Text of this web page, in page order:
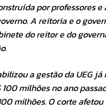
por professores
A reitoria e o
do reitor e do
a gestão da UEG
milhões no ano
milhões. O corte